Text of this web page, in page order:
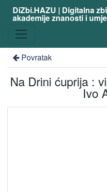
DiZbi.HAZU | Digitalna
akademije znanosti i
Povratak
Na Drini ćuprija :
Ivo